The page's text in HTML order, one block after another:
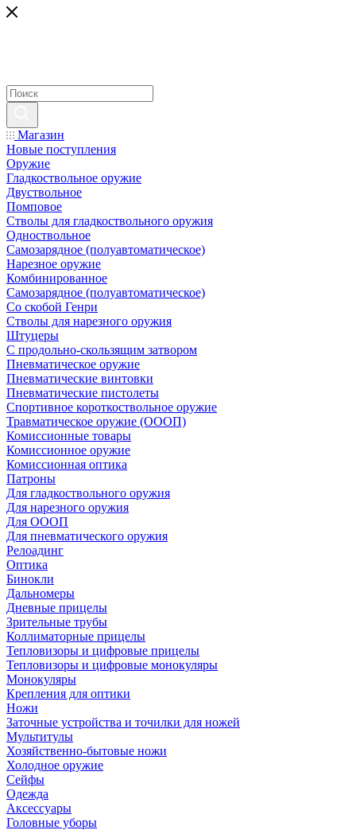
Магазин
Новые поступления
Оружие
Гладкоствольное оружие
Двуствольное
Помповое
Стволы для гладкоствольного оружия
Одноствольное
Самозарядное (полуавтоматическое)
Нарезное оружие
Комбинированное
Самозарядное (полуавтоматическое)
Со скобой Генри
Стволы для нарезного оружия
Штуцеры
С продольно-скользящим затвором
Пневматическое оружие
Пневматические винтовки
Пневматические пистолеты
Спортивное короткоствольное оружие
Травматическое оружие (ОООП)
Комиссионные товары
Комиссионное оружие
Комиссионная оптика
Патроны
Для гладкоствольного оружия
Для нарезного оружия
Для ОООП
Для пневматического оружия
Релоадинг
Оптика
Бинокли
Дальномеры
Дневные прицелы
Зрительные трубы
Коллиматорные прицелы
Тепловизоры и цифровые прицелы
Тепловизоры и цифровые монокуляры
Монокуляры
Крепления для оптики
Ножи
Заточные устройства и точилки для ножей
Мультитулы
Хозяйственно-бытовые ножи
Холодное оружие
Сейфы
Одежда
Аксессуары
Головные уборы